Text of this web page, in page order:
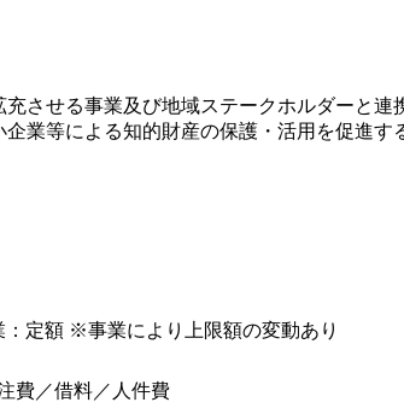
させる事業及び地域ステークホルダーと
業等による知的財産の保護・活用を促進す
：定額 ※事業により上限額の変動あり
費／借料／人件費